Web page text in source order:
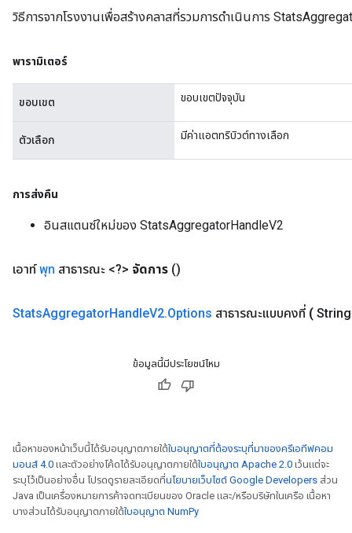
วิธีการจากโรงงานเพื่อสร้างคลาสที่รวมการดำเนินการ
พารามิเตอร์
ขอบเขต ขอบเขตปัจจุบัน
ตัวเลือก มีค่าแอตทริบิวต์ทางเลือก
การส่งคืน
อินสแตนซ์ใหม่ของ StatsAggregatorHandleV2
เอาท์พุท สาธารณะ <?> จัดการ ()
StatsAggregatorHandleV2.Options สาธารณะแบบคงที่ (
ข้อมูลนี้มีประโยชน์ไหม
เนื้อหาของหน้าเว็บนี้ได้รับอนุญาตภายใต้ใบอนุญาตที่ต้องระบุที่มาของครีเอทีฟคอม
มอนส์ 4.0 และตัวอย่างโค้ดได้รับอนุญาตภายใต้ใบอนุญาต Apache 2.0 เว้นแต่จะ
ระบุไว้เป็นอย่างอื่น โปรดดูรายละเอียดที่นโยบายเว็บไซต์ Google Developers ส่วน
Java เป็นเครื่องหมายการค้าจดทะเบียนของ Oracle และ/หรือบริษัทในเครือ เนื้อหา
บางส่วนได้รับอนุญาตภายใต้ใบอนุญาต NumPy